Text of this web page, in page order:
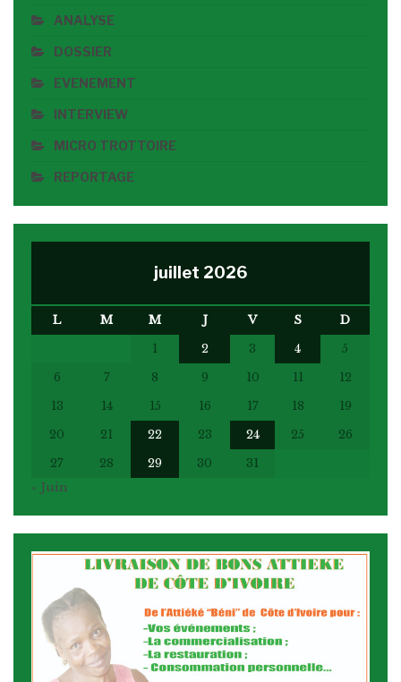
ANALYSE
DOSSIER
EVENEMENT
INTERVIEW
MICRO TROTTOIRE
REPORTAGE
juillet 2026
L M M J V S
D
1
2 3 4
5
6
7 8 9 10 11
12
13
14 15 16 17 18
19
20
21 22 23 24 25
26
27
28 29 30
31
« Juin